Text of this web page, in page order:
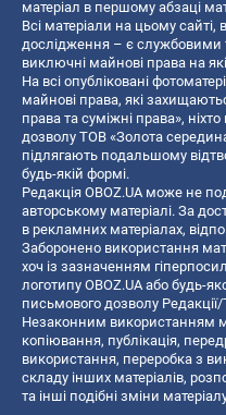
матеріал в першому абзаці
Всі матеріали на цьому сайті,
дослідження – є службовими
виключні майнові права на
На всі опубліковані
майнові права, які
права та суміжні права»,
дозволу ТОВ «Золота
підлягають подальшому
будь-якій формі.
Редакція OBOZ.UA може не
авторському матеріалі. За
в рекламних матеріалах,
Заборонено використання
хоч із зазначенням
логотипу OBOZ.UA або будь-
письмового дозволу
Незаконним використанням
копiювання, публiкацiя,
використання, переробка з
складу інших матеріалів,
та інші подібні зміни